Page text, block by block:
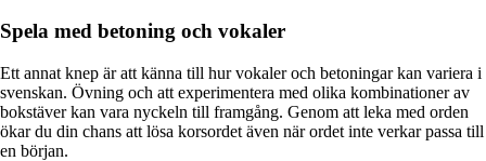
Spela med betoning och vokaler
Ett annat knep är att känna till hur vokaler och betoningar kan variera i
svenskan. Övning och att experimentera med olika kombinationer av
bokstäver kan vara nyckeln till framgång. Genom att leka med orden
ökar du din chans att lösa korsordet även när ordet inte verkar passa till
en början.